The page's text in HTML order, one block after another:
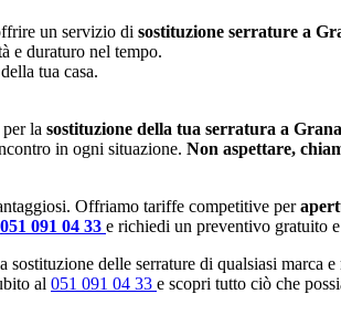
un servizio di sostituzione serrature a
e duraturo nel tempo.
tua casa.
per la sostituzione della tua serratura a
in ogni situazione. Non aspettare,
Offriamo tariffe competitive per
051 091 04 33 e richiedi un preventivo gratuito
delle serrature di qualsiasi marca
al 051 091 04 33 e scopri tutto ciò che